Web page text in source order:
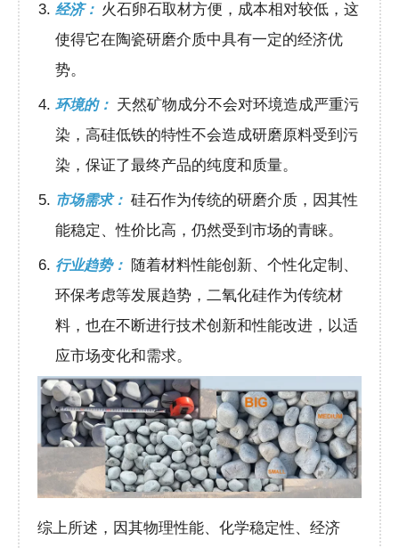
经济： 火石卵石取材方便，成本相对较低，这
使得它在陶瓷研磨介质中具有一定的经济优
势。
环境的： 天然矿物成分不会对环境造成严重污
染，高硅低铁的特性不会造成研磨原料受到污
染，保证了最终产品的纯度和质量。
市场需求： 硅石作为传统的研磨介质，因其性
能稳定、性价比高，仍然受到市场的青睐。
行业趋势：
随着材料性能创新、个性化定制、
环保考虑等发展趋势，二氧化硅作为传统材
料，也在不断进行技术创新和性能改进，以适
应市场变化和需求。
综上所述，因其物理性能、化学稳定性、经济